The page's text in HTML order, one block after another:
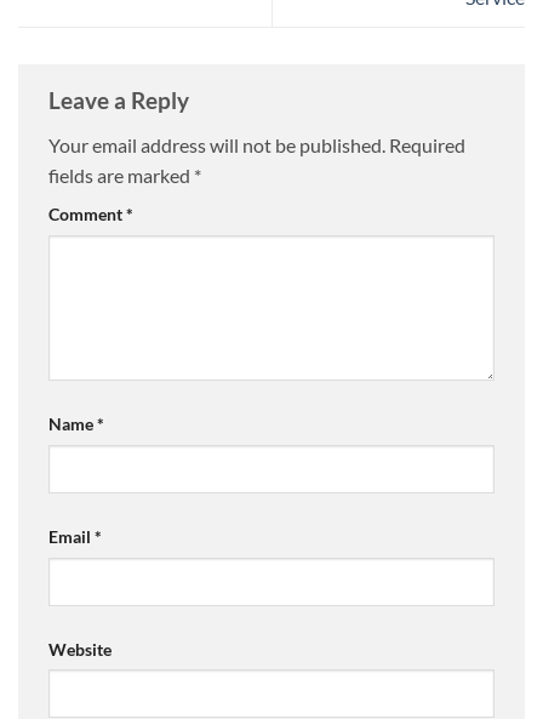
Leave a Reply
Your email address will not be published. Required
fields are marked *
Comment*
Name*
Email *
Website